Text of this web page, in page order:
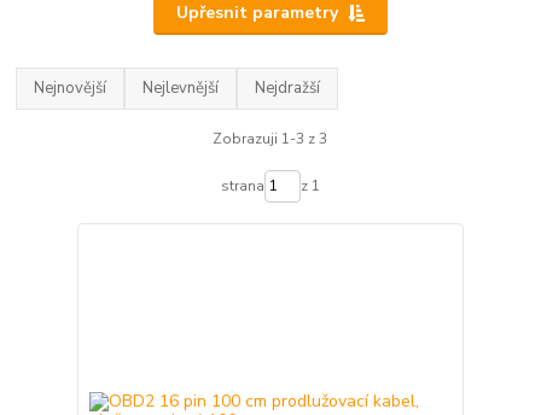
Upřesnit parametry
Nejnovější Nejlevnější Nejdražší
Zobrazuji 1-3 z 3
strana z 1